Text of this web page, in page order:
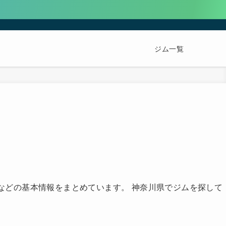
ジム一覧
の基本情報をまとめています。 神奈川県でジムを探して